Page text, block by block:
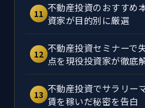
11 不動産投資のおすすめ
資家が目的別に厳選
12 不動産投資セミナーで
点を現役投資家が徹底
13 不動産投資でサラリー
賃を稼いだ秘密を告白